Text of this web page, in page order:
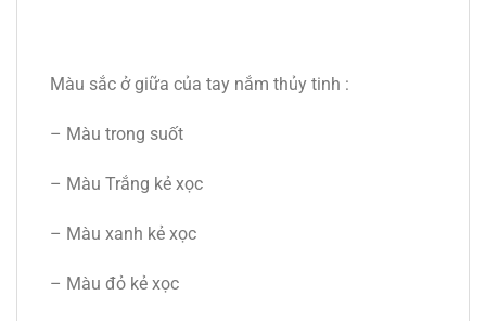
Màu sắc ở giữa của tay nắm thủy tinh :
– Màu trong suốt
– Màu Trắng kẻ xọc
– Màu xanh kẻ xọc
– Màu đỏ kẻ xọc